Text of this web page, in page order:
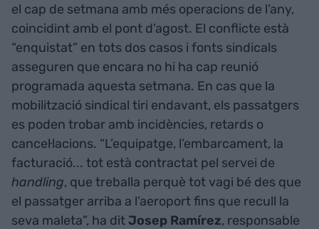
el cap de setmana amb més operacions de l’any,
coincidint amb el pont d’agost. El conflicte està
“enquistat” en tots dos casos i fonts sindicals
asseguren que encara no hi ha cap reunió
programada aquesta setmana. En cas que la
mobilització sindical tiri endavant, els passatgers
es poden trobar amb incidències, retards o
cancel·lacions. “L’equipatge, l’embarcament, la
facturació... tot està contractat pel servei de
handling, que treballa perquè tot vagi bé des que
el passatger arriba a l’aeroport fins que recull la
seva maleta”, ha ditJosep Ramírez, responsable